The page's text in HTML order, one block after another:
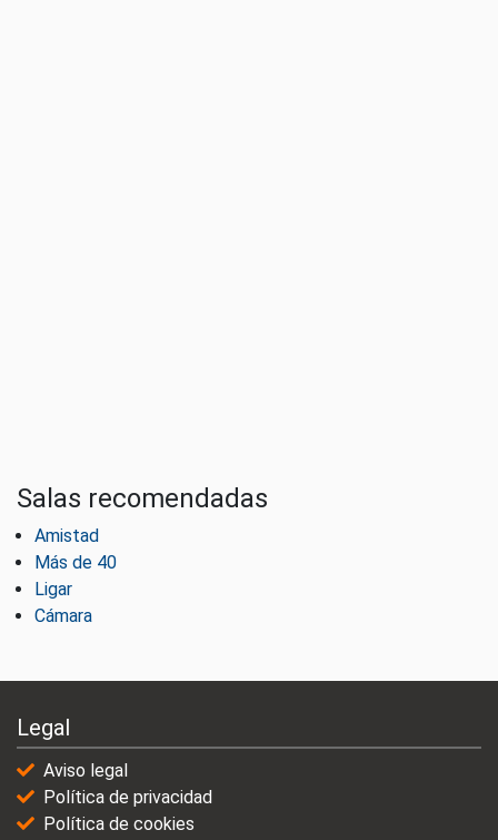
Salas recomendadas
Amistad
Más de 40
Ligar
Cámara
Legal
Aviso legal
Política de privacidad
Política de cookies